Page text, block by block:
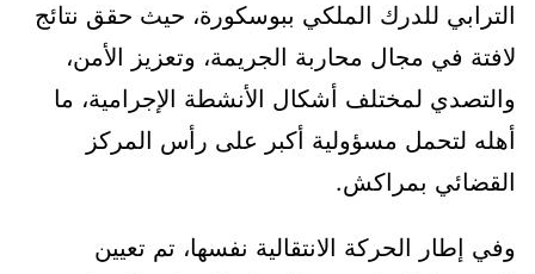
الترابي للدرك الملكي ببوسكورة، حيث حقق نتائج
لافتة في مجال محاربة الجريمة، وتعزيز الأمن،
والتصدي لمختلف أشكال الأنشطة الإجرامية، ما
أهله لتحمل مسؤولية أكبر على رأس المركز
القضائي بمراكش.
وفي إطار الحركة الانتقالية نفسها، تم تعيين